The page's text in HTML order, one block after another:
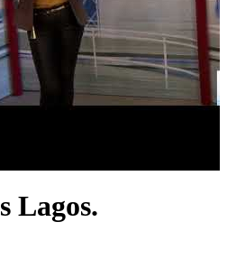
Lagos.